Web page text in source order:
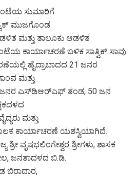
ಸುಮಾರಿಗೆ
ಮುಜಗೊಂಡ
ಮತ್ತು ತಾಲೂಕು ಆಡಳಿತ
ಕಾರ್ಯಾಚರಣೆ ಬಳಿಕ ಸಾತ್ವಿಕ್ ಸಾವು
ಹೈದ್ರಾಬಾದದ 21 ಜನರ
ಮತ್ತು
ಎಸ್‍ಡಿಆರ್‍ಎಫ್ ತಂಡ, 50 ಜನ
ಮತ್ತು
ಕಾರ್ಯಾಚರಣೆ ಯಶಸ್ವಿಯಾಗಿದೆ.
ಶ್ರೀ ವೃಷಭಲಿಂಗೇಶ್ವರ ಶ್ರೀಗಳು, ಶಾಸಕ
ಜನತಾದಳದ ಬಿ.ಡಿ.
ಬಿರಾದಾರ,